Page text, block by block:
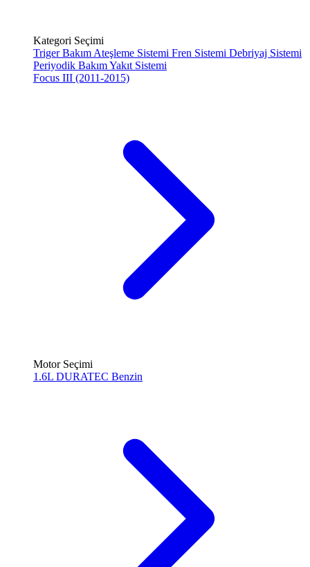
Kategori Seçimi
Triger Bakım Ateşleme Sistemi Fren Sistemi Debriyaj Sistemi
Periyodik BakımYakıt Sistemi
Focus III (2011-2015)
Motor Seçimi
1.6L DURATEC Benzin